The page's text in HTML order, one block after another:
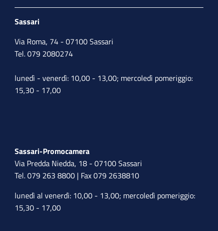
Sassari
Via Roma, 74 - 07100 Sassari
Tel. 079 2080274
lunedì - venerdì: 10,00 - 13,00; mercoledì pomeriggio:
15,30 - 17,00
Sassari-Promocamera
Via Predda Niedda, 18 - 07100 Sassari
Tel. 079 263 8800 | Fax 079 2638810
lunedì al venerdì: 10,00 - 13,00; mercoledì pomeriggio:
15,30 - 17,00